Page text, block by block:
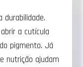
durabilidade.
a cutícula
pigmento. Já
nutrição ajudam